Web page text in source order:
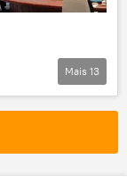
Mais 13